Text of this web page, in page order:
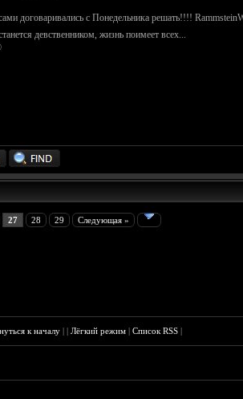
договаривались с Понедельника решать!!!!
девственником, жизнь поимеет всех...
27 28 29 Следующая »
к началу ||Лёгкий режим |Список RSS |